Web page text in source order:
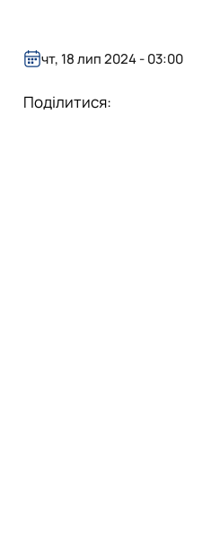
чт, 18 лип 2024 - 03:00
Поділитися: